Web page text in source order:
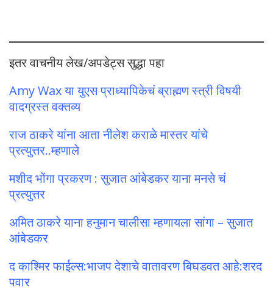
इतर वाचनीय लेख/अपडेट्स सुद्धा पहा
Amy Wax या युएस प्राध्यापिकेचं ब्राह्मण स्त्री विषयी
वादग्रस्त वक्तव्य
राज ठाकरे यांना आता नीलेश कराळे मास्तर यांचे
प्रत्युत्तर..म्हणाले
मशीद भोंगा प्रकरण : सुजात आंबेडकर याना मनसे चं
प्रत्युत्तर
अमित ठाकरे याना हनुमान चालीसा म्हणायला सांगा – सुजात
आंबेडकर
द काश्मिर फाईल्स:भाजप देशाचे वातावरण बिघडवत आहे:शरद
पवार